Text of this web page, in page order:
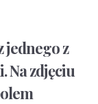
jednego z
Na zdjęciu